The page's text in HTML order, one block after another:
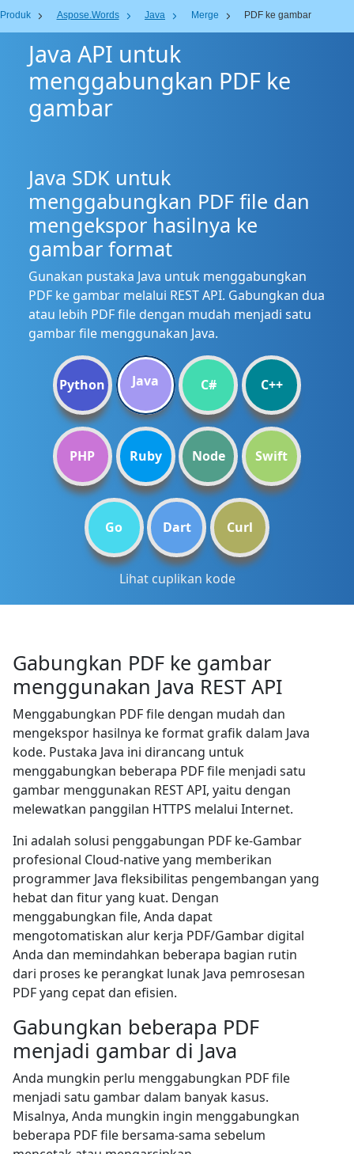
Produk Aspose.Words Java Merge PDF ke gambar
Java API untuk
menggabungkan PDF ke
gambar
Java SDK untuk
menggabungkan PDF file dan
mengekspor hasilnya ke
gambar format
Gunakan pustaka Java untuk menggabungkan
PDF ke gambar melalui REST API. Gabungkan dua
atau lebih PDF file dengan mudah menjadi satu
gambar file menggunakan Java.
Python Java C# C++
PHP Ruby Node Swift
Go Dart Curl
Lihat cuplikan kode
Gabungkan PDF ke gambar
menggunakan Java REST API
Menggabungkan PDF file dengan mudah dan
mengekspor hasilnya ke format grafik dalam Java
kode. Pustaka Java ini dirancang untuk
menggabungkan beberapa PDF file menjadi satu
gambar menggunakan REST API, yaitu dengan
melewatkan panggilan HTTPS melalui Internet.
Ini adalah solusi penggabungan PDF ke-Gambar
profesional Cloud-native yang memberikan
programmer Java fleksibilitas pengembangan yang
hebat dan fitur yang kuat. Dengan
menggabungkan file, Anda dapat
mengotomatiskan alur kerja PDF/Gambar digital
Anda dan memindahkan beberapa bagian rutin
dari proses ke perangkat lunak Java pemrosesan
PDF yang cepat dan efisien.
Gabungkan beberapa PDF
menjadi gambar di Java
Anda mungkin perlu menggabungkan PDF file
menjadi satu gambar dalam banyak kasus.
Misalnya, Anda mungkin ingin menggabungkan
beberapa PDF file bersama-sama sebelum